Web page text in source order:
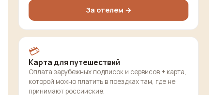
За отелем →
💳
Карта для путешествий
Оплата зарубежных подписок и сервисов + карта,
которой можно платить в поездках там, где не
принимают российские.